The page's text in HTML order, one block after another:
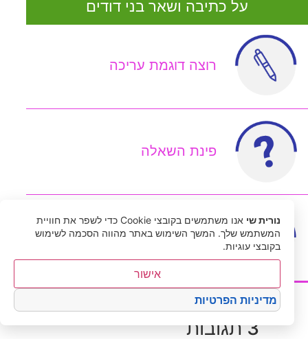
על כתיבה ושאר בני דודים
רוצה דוגמת עריכה
פינת השאלה
הצטרפות לניוזלטר
לארכיון
3 תגובות
נורית שי
אנו משתמשים בקובצי Cookie כדי לשפר את חוויית
המשתמש שלך. המשך השימוש באתר מהווה הסכמה לשימוש
בקובצי עוגיות.
אישור
מדיניות הפרטיות